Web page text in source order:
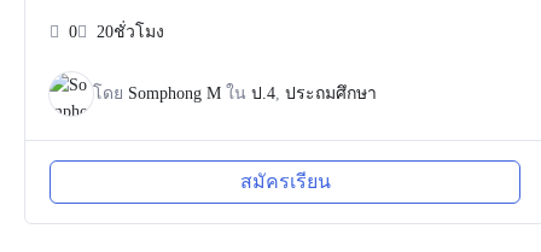
0 20ชั่วโมง
โดย Somphong M ใน ป.4, ประถมศึกษา
สมัครเรียน